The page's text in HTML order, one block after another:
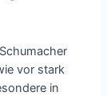
vor stark
in